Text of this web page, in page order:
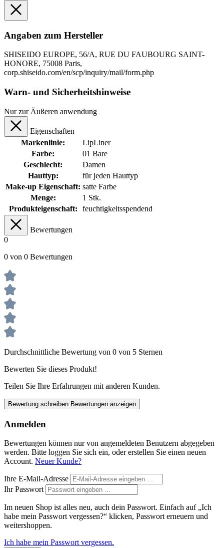
Angaben zum Hersteller
SHISEIDO EUROPE, 56/A, RUE DU FAUBOURG SAINT-
HONORE, 75008 Paris,
corp.shiseido.com/en/scp/inquiry/mail/form.php
Warn- und Sicherheitshinweise
Nur zur Äußeren anwendung
Eigenschaften
Markenlinie:
LipLiner
Farbe:
01 Bare
Geschlecht:
Damen
Hauttyp:
für jeden Hauttyp
Make-up Eigenschaft: satte Farbe
Menge:
1 Stk.
Produkteigenschaft:
feuchtigkeitsspendend
Bewertungen
0
0 von 0 Bewertungen
Durchschnittliche Bewertung von 0 von 5 Sternen
Bewerten Sie dieses Produkt!
Teilen Sie Ihre Erfahrungen mit anderen Kunden.
Bewertung schreiben Bewertungen anzeigen
Anmelden
Bewertungen können nur von angemeldeten Benutzern abgegeben
werden. Bitte loggen Sie sich ein, oder erstellen Sie einen neuen
Account. Neuer Kunde?
Ihre E-Mail-Adresse
Ihr Passwort
Im neuen Shop ist alles neu, auch dein Passwort. Einfach auf „Ich
habe mein Passwort vergessen?“ klicken, Passwort erneuern und
weitershoppen.
Ich habe mein Passwort vergessen.